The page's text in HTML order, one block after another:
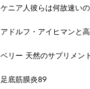
ケニア人彼らは何故速い
アドルフ・アイヒマンと
ベリー 天然のサプリメン
足底筋膜炎89